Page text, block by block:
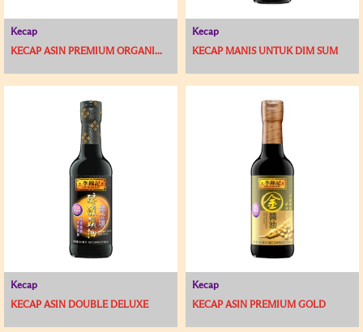
Kecap
KECAP ASIN PREMIUM ORGANI...
Kecap
KECAP MANIS UNTUK DIM SUM
Kecap
KECAP ASIN DOUBLE DELUXE
Kecap
KECAP ASIN PREMIUM GOLD